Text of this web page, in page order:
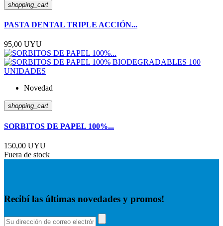
shopping_cart
PASTA DENTAL TRIPLE ACCIÓN...
95,00 UYU
Novedad
shopping_cart
SORBITOS DE PAPEL 100%...
150,00 UYU
Fuera de stock
Recibí las últimas novedades y promos!